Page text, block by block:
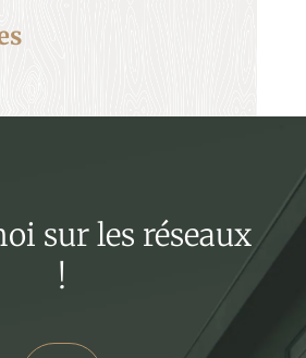
sur les réseaux
!